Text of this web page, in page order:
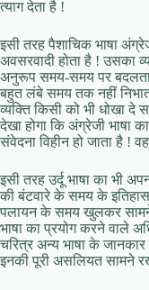
त्याग देता है !
इसी तरह पैशाचिक भाषा
अवसरवादी होता है ! उसका
अनुरूप समय-समय पर बदलता
बहुत लंबे समय तक नहीं
व्यक्ति किसी को भी धोखा
देखा होगा कि अंग्रेजी भाषा
संवेदना विहीन हो जाता है !
इसी तरह उर्दू भाषा का भी
की बंटवारे के समय के
पलायन के समय खुलकर सामने
भाषा का प्रयोग करने वाले
चरित्र अन्य भाषा के जानकार
इनकी पूरी असलियत सामने